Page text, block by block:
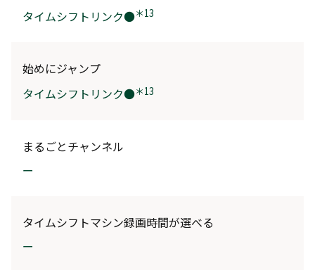
タイムシフトリンク●＊13
始めにジャンプ
タイムシフトリンク●＊13
まるごとチャンネル
ー
タイムシフトマシン録画時間が選べる
ー